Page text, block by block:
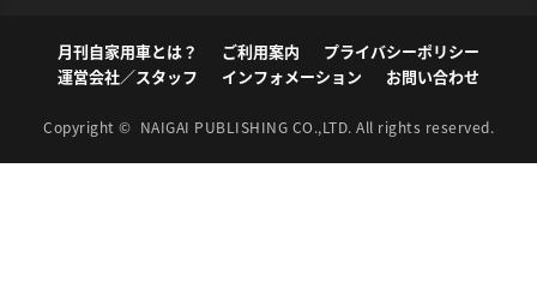
月刊自家用車とは？ ご利用案内
プライバシーポリシー
運営会社／スタッフ
インフォメーション お問い合わせ
Copyright © NAIGAI PUBLISHING CO.,LTD. All rights reserved.